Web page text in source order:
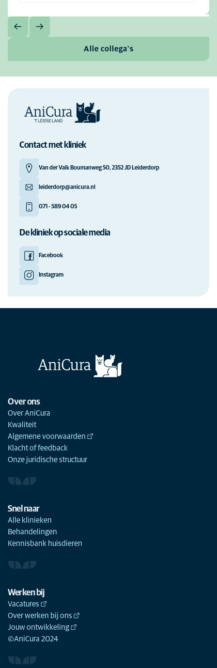
Alle collega's
Contact met kliniek
Van der Valk Boumanweg 50, 2352 JD Leiderdorp
leiderdorp@anicura.nl
071 - 589 04 05
De kliniek op sociale media
Facebook
Instagram
Over ons
Over AniCura
Kwaliteit
Algemene voorwaarden
Klacht of feedback
Onze juridische structuur
Snel naar
Alle klinieken
Behandelingen
Kennisbank huisdieren
Werken bij
Vacatures
Over werken bij ons
Jouw ontwikkeling
©AniCura 2024